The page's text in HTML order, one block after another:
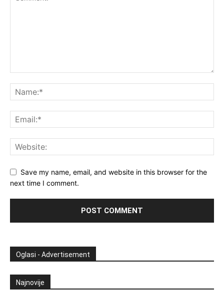
Save my name, email, and website in this browser for the
next time I comment.
Oglasi - Advertisement
Najnovije